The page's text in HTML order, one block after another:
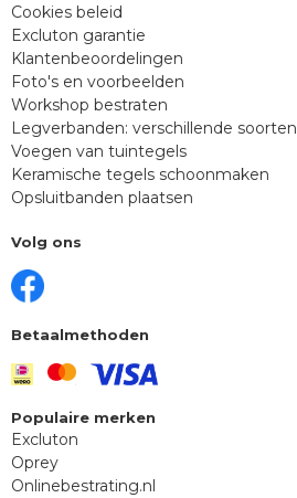
Cookies beleid
Excluton garantie
Klantenbeoordelingen
Foto's en voorbeelden
Workshop bestraten
Legverbanden: verschillende soorten
Voegen van tuintegels
Keramische tegels schoonmaken
Opsluitbanden plaatsen
Volg ons
Betaalmethoden
Populaire merken
Excluton
Oprey
Onlinebestrating.nl